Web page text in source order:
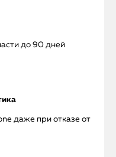
до 90 дней
даже при отказе от